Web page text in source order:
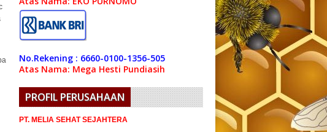
No.Rekening : 6660-0100-1356-505
Atas Nama: Mega Hesti Pundiasih
PROFIL PERUSAHAAN
PT. MELIA SEHAT SEJAHTERA